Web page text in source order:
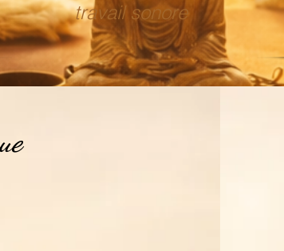
travail sonore